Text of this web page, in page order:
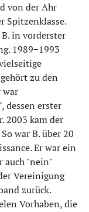
von der Ahr
Spitzenklasse.
in vorderster
1989−1993
zu den
war
dessen erster
2003 kam der
war B. über 20
Er war ein
auch "nein"
Vereinigung
zurück.
Vorhaben, die